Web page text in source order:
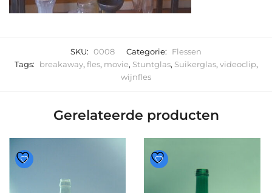
SKU: 0008 Categorie:
Flessen
Tags:
breakaway, fles, movie, Stuntglas, Suikerglas, videoclip,
wijnfles
Gerelateerde producten